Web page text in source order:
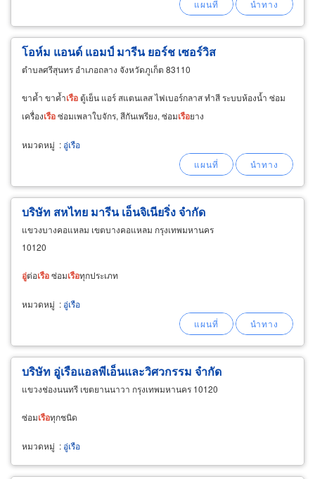
โอห์ม แอนด์ แอมป์ มารีน ยอร์ช เซอร์วิส
ตำบลศรีสุนทร อำเภอถลาง จังหวัดภูเก็ต 83110
ขาค้ำ ขาค้ำเรือ ตู้เย็น แอร์ สแตนเลส ไฟเบอร์กลาส ทำสี ระบบห้องน้ำ ซ่อม
เครื่องเรือซ่อมเพลาใบจักร, สีกันเพรียง, ซ่อมเรือยาง
หมวดหมู่ : อู่เรือ
บริษัท สหไทย มารีน เอ็นจิเนียริ่ง จำกัด
แขวงบางคอแหลม เขตบางคอแหลม กรุงเทพมหานคร
10120
อู่ต่อเรือซ่อมเรือทุกประเภท
หมวดหมู่ : อู่เรือ
บริษัท อู่เรือแอลพีเอ็นและวิศวกรรม จำกัด
แขวงช่องนนทรี เขตยานนาวา กรุงเทพมหานคร 10120
ซ่อมเรือทุกชนิด
หมวดหมู่ : อู่เรือ